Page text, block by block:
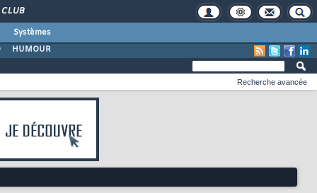
CLUB
Systèmes
HUMOUR
Recherche avancée